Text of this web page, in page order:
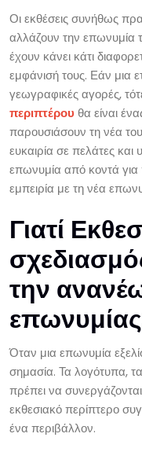
Οι εκθέσεις συνήθως
αλλάζουν την επωνυμία
έχουν κάνει κάτι
εμφάνισή τους. Εάν μια
γεωγραφικές αγορές,
περιπτέρου θα είναι
παρουσιάσουν τη νέα
ευκαιρία σε πελάτες
επωνυμία από κοντά
εμπειρία με τη νέα
Γιατί
την
Όταν μια επωνυμία
σημασία. Τα λογότυπα,
πρέπει να
εκθεσιακό περίπτερο
ένα περιβάλλον.